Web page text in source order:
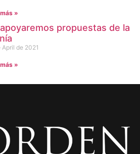
»
propuestas de la
April de 2021
»